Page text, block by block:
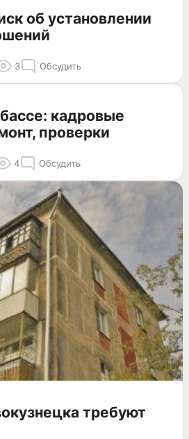
об установлении
3 Обсудить
кадровые
проверки
4 Обсудить
требуют